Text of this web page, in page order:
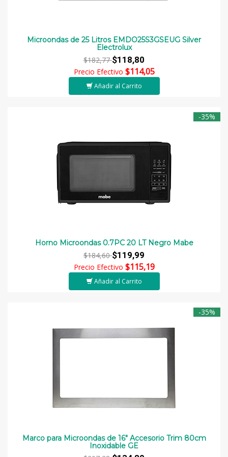
Microondas de 25 Litros EMDO25S3GSEUG Silver
Electrolux
$182,77$118,80
Precio Efectivo $114,05
Añadir al Carrito
-35%
Horno Microondas 0.7PC 20 LT Negro Mabe
$184,60$119,99
Precio Efectivo $115,19
Añadir al Carrito
-35%
Marco para Microondas de 16" Accesorio Trim 80cm
Inoxidable GE